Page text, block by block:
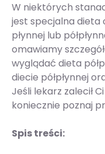
W niektórych
jest specjalna
płynnej lub
omawiamy
wyglądać dieta
diecie półpłynnej
Jeśli lekarz zalecił
koniecznie poznaj
Spis treści: